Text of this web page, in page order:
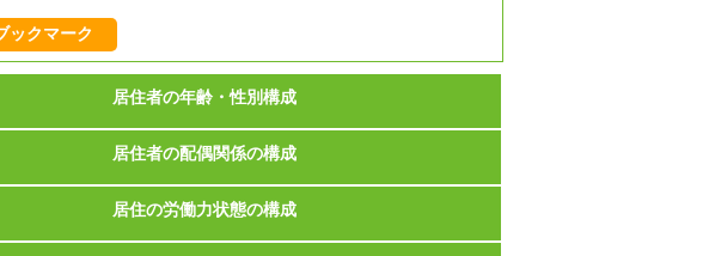
ックマーク
居住者の年齢・性別構成
居住者の配偶関係の構成
居住の労働力状態の構成